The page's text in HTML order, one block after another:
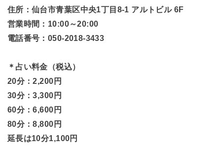
住所：仙台市青葉区中央1丁目8-1 アルトビル 6F
営業時間：10:00～20:00
電話番号：050-2018-3433
＊占い料金（税込）
20分：2,200円
30分：3,300円
60分：6,600円
80分：8,800円
延長は10分1,100円